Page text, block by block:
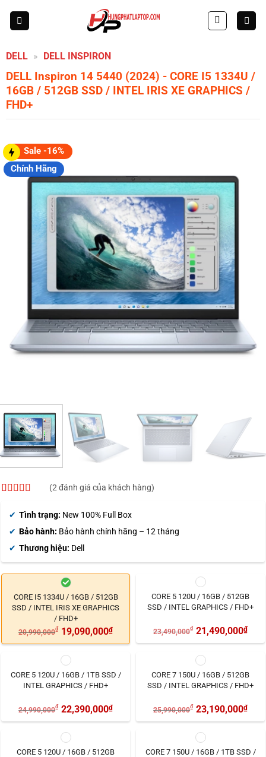
DELL » DELL INSPIRON
DELL Inspiron 14 5440 (2024) - CORE I5 1334U /
16GB / 512GB SSD / INTEL IRIS XE GRAPHICS /
FHD+
Sale -16%
Chính Hãng
dựa trên
đánh giá
(2đánh giá của khách hàng)
Tình trạng: New 100% Full Box
Bảo hành: Bảo hành chính hãng – 12 tháng
Thương hiệu: Dell
CORE I5 1334U / 16GB / 512GB
SSD / INTEL IRIS XE GRAPHICS
/ FHD+
20,990,000₫ 19,090,000₫
CORE 5 120U / 16GB / 512GB
SSD / INTEL GRAPHICS / FHD+
23,490,000₫ 21,490,000₫
CORE 5 120U / 16GB / 1TB SSD /
INTEL GRAPHICS / FHD+
24,990,000₫ 22,390,000₫
CORE 7 150U / 16GB / 512GB
SSD / INTEL GRAPHICS / FHD+
25,990,000₫ 23,190,000₫
CORE 5 120U / 16GB / 512GB
CORE 7 150U / 16GB / 1TB SSD /